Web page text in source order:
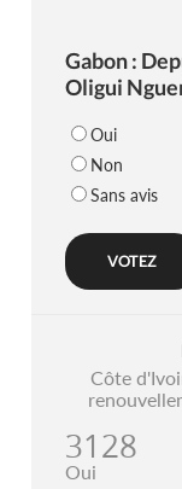
Gabon :
Oligui
Oui
Non
Sans avis
Côte
3128
Oui